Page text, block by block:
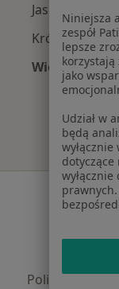
Jaskra w
Więcej (15)
Więcej
Polityka
Niniejsza
zespół
lepsze
jako
Udział w
będą
dotyczące